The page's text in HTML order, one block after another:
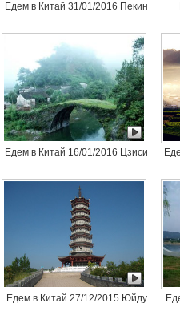
Едем в Китай 31/01/2016 Пекин
Едем в Китай 16/01/2016 Цзиси
Едем в Китай 27/12/2015 Юйду